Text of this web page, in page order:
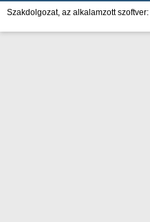
Szakdolgozat, az alkalamzott szoftver: